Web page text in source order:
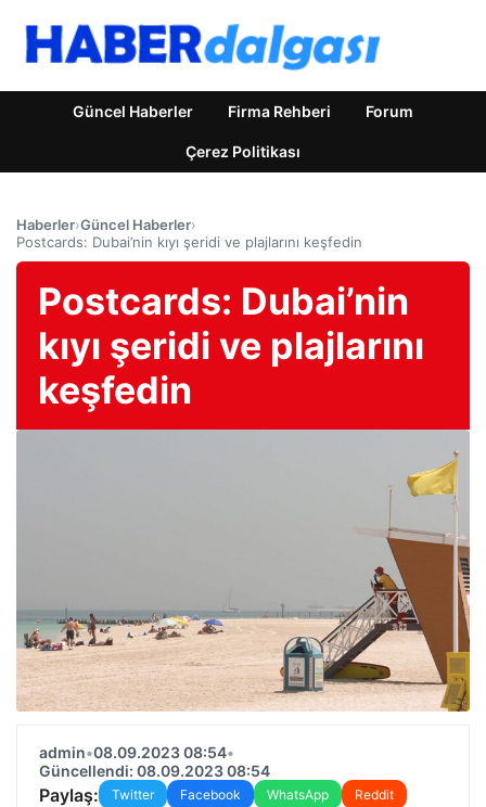
Güncel Haberler Firma Rehberi Forum
Çerez Politikası
Haberler›Güncel Haberler›
Postcards: Dubai’nin kıyı şeridi ve plajlarını keşfedin
Postcards: Dubai’nin
kıyı şeridi ve plajlarını
keşfedin
admin•08.09.2023 08:54•
Güncellendi: 08.09.2023 08:54
Paylaş: Twitter Facebook WhatsApp
Reddit